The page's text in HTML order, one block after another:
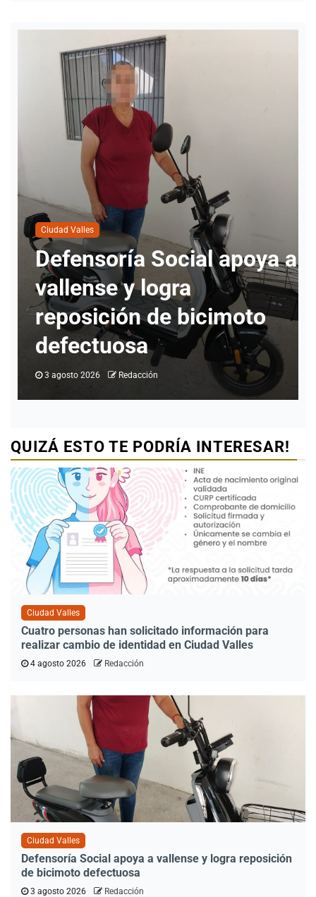
Ciudad Valles
Ciudad Valles alcanza 80
% de ocupación hotelera
al cierre de julio
1 agosto 2026 Redacción
QUIZÁ ESTO TE PODRÍA INTERESAR!
Ciudad Valles
Cuatro personas han solicitado información para
realizar cambio de identidad en Ciudad Valles
4 agosto 2026 Redacción
Ciudad Valles
Defensoría Social apoya a vallense y logra reposición
de bicimoto defectuosa
3 agosto 2026 Redacción